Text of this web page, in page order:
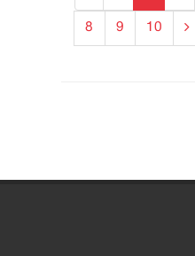
8 9 10